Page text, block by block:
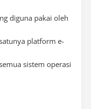
diguna pakai oleh
platform e-
sistem operasi